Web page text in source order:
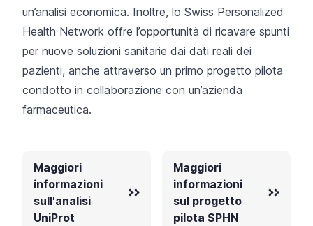
un’analisi economica. Inoltre, lo Swiss Personalized
Health Network offre l’opportunità di ricavare spunti
per nuove soluzioni sanitarie dai dati reali dei
pazienti, anche attraverso un primo progetto pilota
condotto in collaborazione con un’azienda
farmaceutica.
Maggiori
informazioni
sull'analisi
UniProt
Maggiori
informazioni
sul progetto
pilota SPHN